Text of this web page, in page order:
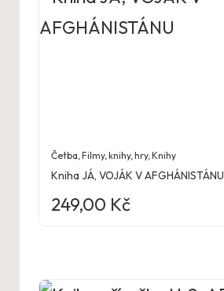
Četba ,Filmy, knihy, hry,Knihy
Kniha JÁ, VOJÁK V AFGHÁNISTÁNU
249,00 Kč